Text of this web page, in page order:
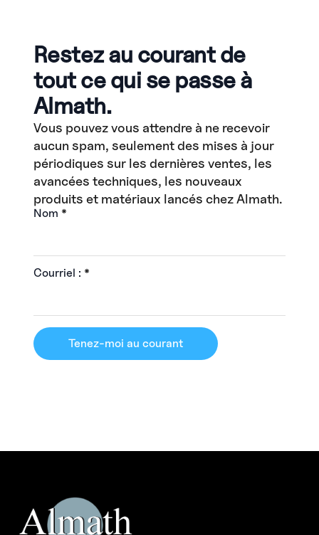
Restez au courant de
tout ce qui se passe à
Almath.
Vous pouvez vous attendre à ne recevoir
aucun spam, seulement des mises à jour
périodiques sur les dernières ventes, les
avancées techniques, les nouveaux
produits et matériaux lancés chez Almath.
Nom *
Courriel : *
Tenez-moi au courant